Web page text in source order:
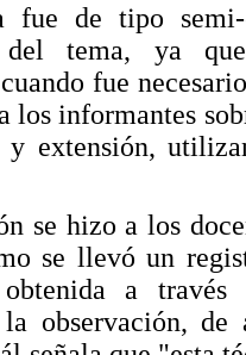
fue de tipo
del tema, ya
fue
los informantes
y extensión,
se hizo a los
se llevó un
obtenida a
observación, de